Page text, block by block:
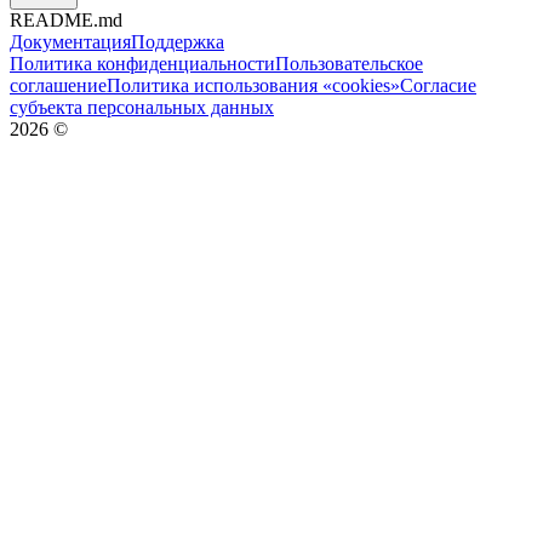
README.md
ДокументацияПоддержка
Политика конфиденциальностиПользовательское
соглашениеПолитика использования «cookies»Согласие
субъекта персональных данных
2026 ©